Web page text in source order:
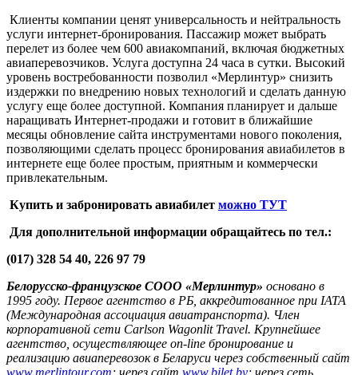
Клиенты компании ценят универсальность и нейтральность
услуги интернет-бронирования. Пассажир может выбрать
перелет из более чем 600 авиакомпаний, включая бюджетных
авиаперевозчиков. Услуга доступна 24 часа в сутки. Высокий
уровень востребованности позволил «Мерлинтур» снизить
издержки по внедрению новых технологий и сделать данную
услугу еще более доступной. Компания планирует и дальше
наращивать Интернет-продажи и готовит в ближайшие
месяцы обновление сайта инструментами нового поколения,
позволяющими сделать процесс бронирования авиабилетов в
интернете еще более простым, приятным и коммерчески
привлекательным.
Купить и забронировать авиабилет можно ТУТ
Для дополнительной информации обращайтесь по тел.:
(017) 328 54 40, 226 97 79
Белорусско-французское СООО «Мерлинтур» основано в
1995 году. Первое агентство в РБ, аккредитованное при IATA
(Международная ассоциация авиатранспорта). Член
корпоративной сети Carlson Wagonlit Travel. Крупнейшее
агентство, осуществляющее on-line бронирование и
реализацию авиаперевозок в Беларуси через собственный сайт
www.merlintour.com; через сайт www.bilet.by; через сеть